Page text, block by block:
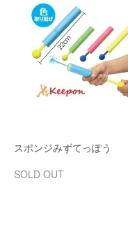
スポンジみずてっぽう
SOLD OUT